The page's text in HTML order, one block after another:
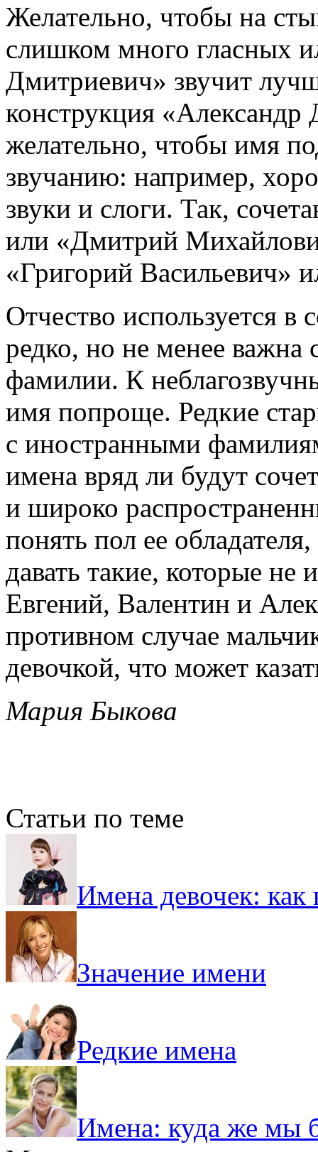
Желательно, чтобы на
слишком много гласных
Дмитриевич» звучит
конструкция
желательно, чтобы имя
звучанию: например,
звуки и слоги. Так,
или «Дмитрий
«Григорий Васильевич»
Отчество используется
редко, но не менее важна
фамилии. К
имя попроще. Редкие
с иностранными
имена вряд ли будут
и широко
понять пол ее
давать такие, которые
Евгений, Валентин и
противном случае
девочкой, что может
Мария Быкова
Статьи по теме
Имена девочек: как
Значение имени
Редкие имена
Имена: куда же мы